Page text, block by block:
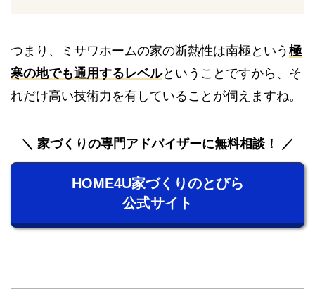
つまり、ミサワホームの家の断熱性は南極という 極
寒の地でも通用するレベルということですから、そ
れだけ高い技術力を有していることが伺えますね。
家づくりの専門アドバイザーに無料相談！
HOME4U家づくりのとびら
公式サイト